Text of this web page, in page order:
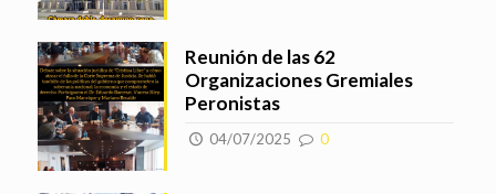
Reunión de las 62
Organizaciones Gremiales
Peronistas
04/07/2025 0